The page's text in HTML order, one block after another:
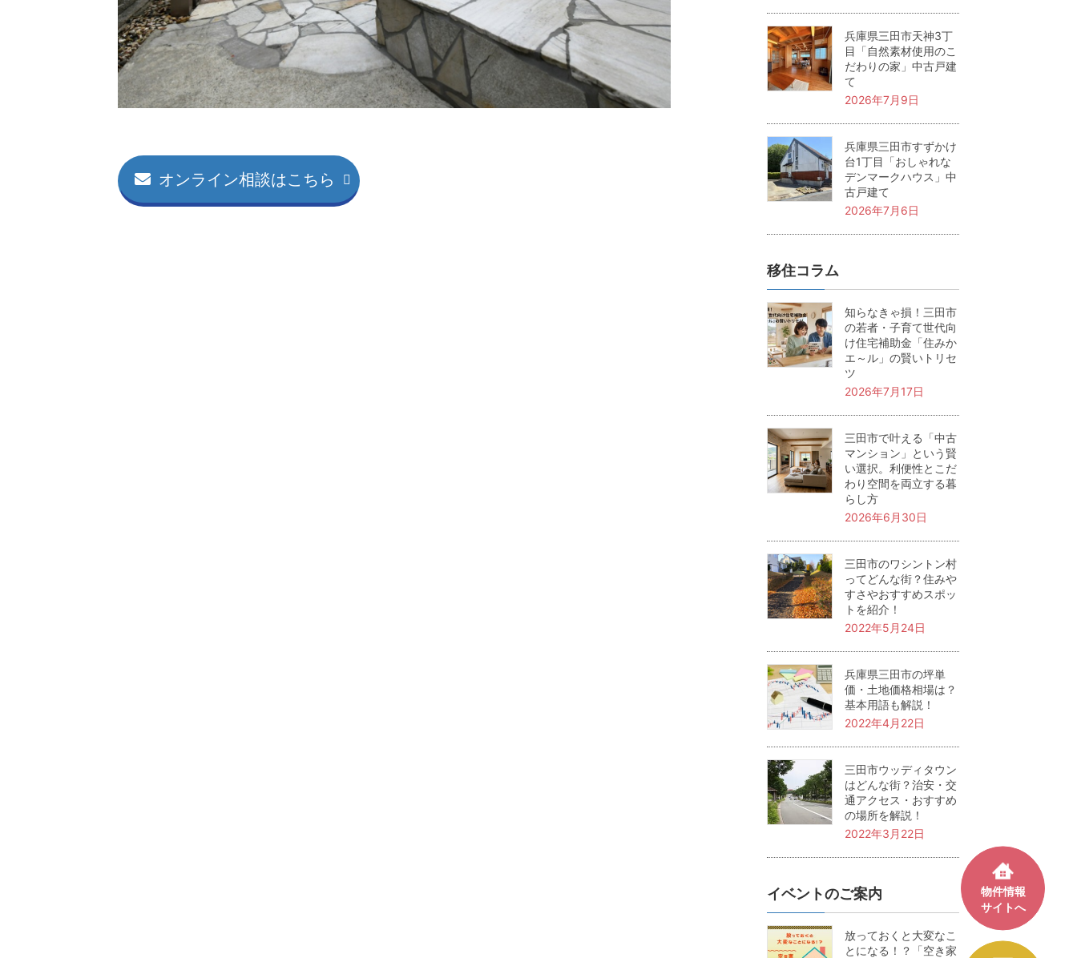
オンライン相談はこちら
兵庫県三田市天神3丁
目「自然素材使用のこ
だわりの家」中古戸建
て
2026年7月9日
兵庫県三田市すずかけ
台1丁目「おしゃれな
デンマークハウス」中
古戸建て
2026年7月6日
移住コラム
知らなきゃ損！三田市
の若者・子育て世代向
け住宅補助金「住みか
エ～ル」の賢いトリセ
ツ
2026年7月17日
三田市で叶える「中古
マンション」という賢
い選択。利便性とこだ
わり空間を両立する暮
らし方
2026年6月30日
三田市のワシントン村
ってどんな街？住みや
すさやおすすめスポッ
トを紹介！
2022年5月24日
兵庫県三田市の坪単
価・土地価格相場は？
基本用語も解説！
2022年4月22日
三田市ウッディタウン
はどんな街？治安・交
通アクセス・おすすめ
の場所を解説！
2022年3月22日
イベントのご案内
放っておくと大変なこ
とになる！？「空き家
物件情報
サイトへ